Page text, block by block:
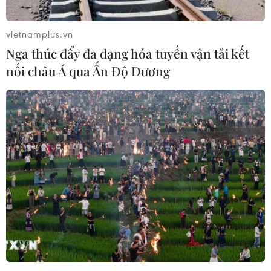
hệ thống xử lý nước thải cụm công
nghiệp
06/08/2026 03:03
Pháp mở các điểm tắm sông
phục vụ người dân trong mùa Hè
nắng nóng
06/08/2026 03:02
Thành phố Hồ Chí Minh triển khai 8
dự án trạm trung chuyển rác công
nghệ khép kín
06/08/2026 03:01
Sơn La hỗ trợ người dân di dời khỏi
vietnamplus.vn
Nga thúc đẩy đa dạng hóa tuyến vận tải kết
nối châu Á qua Ấn Độ Dương